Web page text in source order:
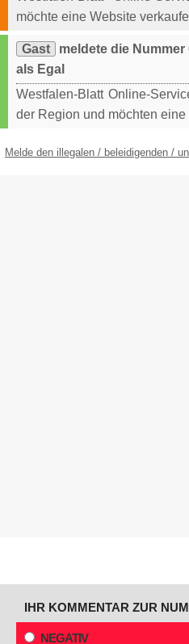
möchte eine Website
Gast
meldete die Nummer
als Egal
Westfalen-Blatt Online-
der Region und möchten
Melde den illegalen / beleidigenden /
IHR KOMMENTAR ZUR
NEGATIV